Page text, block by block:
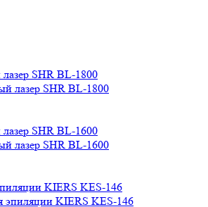
SHR BL-1800
SHR BL-1600
KIERS KES-146